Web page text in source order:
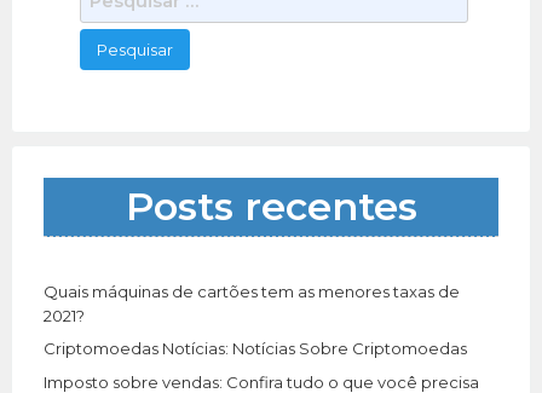
e
q
a
r
:
Posts recentes
Quais máquinas de cartões tem as menores taxas de
2021?
Criptomoedas Notícias: Notícias Sobre Criptomoedas
Imposto sobre vendas: Confira tudo o que você precisa